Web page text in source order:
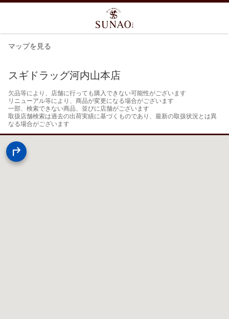
マップを見る
スギドラッグ河内山本店
欠品等により、店舗に行っても購入できない可能性がございます
リニューアル等により、商品が変更になる場合がございます
一部、検索できない商品、並びに店舗がございます
取扱店舗検索は過去の出荷実績に基づくものであり、最新の取扱状況とは異
なる場合がございます